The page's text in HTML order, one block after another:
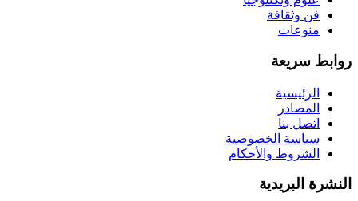
فن وثقافة
منوعات
روابط سريعة
الرئيسية
المصادر
اتصل بنا
سياسة الخصوصية
الشروط والأحكام
النشرة البريدية